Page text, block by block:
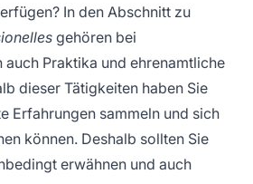
In den Abschnitt zu
gehören bei
auch Praktika und ehrenamtliche
dieser Tätigkeiten haben Sie
Erfahrungen sammeln und sich
können. Deshalb sollten Sie
erwähnen und auch